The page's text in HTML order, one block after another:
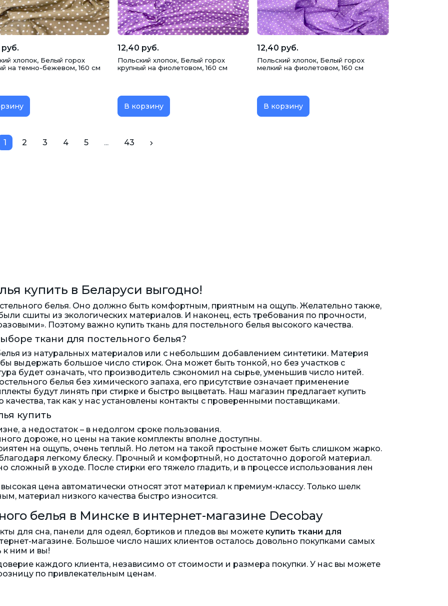
хлопок, Белый горох
на темно-бежевом, 160 см
12,40 руб.
Польский хлопок, Белый горох
крупный на фиолетовом, 160 см
В корзину
12,40 руб.
Польский хлопок, Белый горох
мелкий на фиолетовом, 160 см
В корзину
1 2 3 4 5 ... 43
купить в Беларуси выгодно!
белья. Оно должно быть комфортным, приятным на ощупь. Желательно также,
сшиты из экологических материалов. И наконец, есть требования по прочности,
Поэтому важно купить ткань для постельного белья высокого качества.
ткани для постельного белья?
из натуральных материалов или с небольшим добавлением синтетики. Материя
выдержать большое число стирок. Она может быть тонкой, но без участков с
будет означать, что производитель сэкономил на сырье, уменьшив число нитей.
белья без химического запаха, его присутствие означает применение
будут линять при стирке и быстро выцветать. Наш магазин предлагает купить
так как у нас установлены контакты с проверенными поставщиками.
купить
а недостаток – в недолгом сроке пользования.
дороже, но цены на такие комплекты вполне доступны.
на ощупь, очень теплый. Но летом на такой простыне может быть слишком жарко.
легкому блеску. Прочный и комфортный, но достаточно дорогой материал.
в уходе. После стирки его тяжело гладить, и в процессе использования лен
цена автоматически относят этот материал к премиум-классу. Только шелк
материал низкого качества быстро износится.
белья в Минске в интернет-магазине Decobay
для сна, панели для одеял, бортиков и пледов вы можете купить ткани для
магазине. Большое число наших клиентов осталось довольно покупками самых
к ним и вы!
каждого клиента, независимо от стоимости и размера покупки. У нас вы можете
по привлекательным ценам.